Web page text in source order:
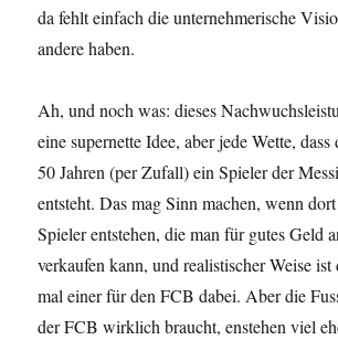
da fehlt einfach die unternehmerische
andere haben.
Ah, und noch was: dieses
eine supernette Idee, aber jede Wette,
50 Jahren (per Zufall) ein Spieler der
entsteht. Das mag Sinn machen, wenn
Spieler entstehen, die man für gutes Geld
verkaufen kann, und realistischer Weise ist
mal einer für den FCB dabei. Aber die
der FCB wirklich braucht, enstehen viel